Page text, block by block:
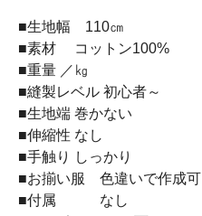
■生地幅 110㎝
■素材 コットン100%
■重量 ／㎏
■縫製レベル 初心者～
■生地端 巻かない
■伸縮性 なし
■手触り しっかり
■お揃い服 色違いで作成可
■付属 なし